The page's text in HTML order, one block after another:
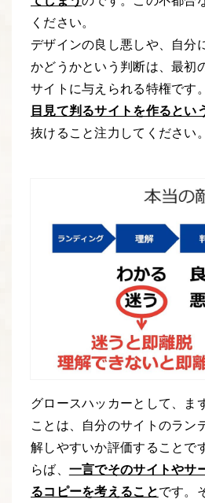
ください。
デザインの良し悪しや、自分
かどうかという判断は、最初
サイトに与えられる特権です
目見て判るサイトを作るとい
抜けること注力してください。
グロースハッカーとして、ま
ことは、自分のサイトのラン
解しやすいか評価することで
らば、 一言でそのサイトやサ
るコピーを考えることです。